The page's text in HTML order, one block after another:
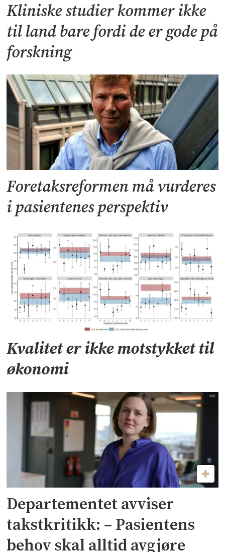
Kliniske studier kommer ikke
til land bare fordi de er gode på
forskning
Foretaksreformen må vurderes
i pasientenes perspektiv
Kvalitet er ikke motstykket til
økonomi
Departementet avviser
takstkritikk: – Pasientens
behov skal alltid avgjøre